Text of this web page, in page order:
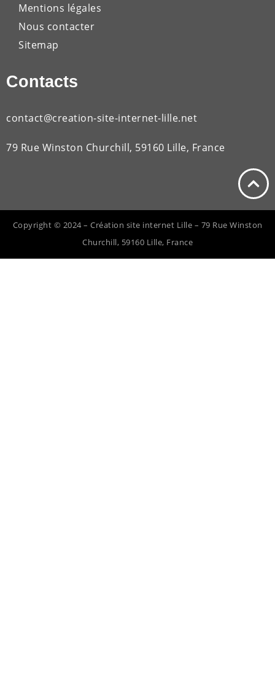
Mentions légales
Nous contacter
Sitemap
Contacts
contact@creation-site-internet-lille.net
79 Rue Winston Churchill, 59160 Lille, France
Copyright © 2024 – Création site internet Lille – 79 Rue Winston
Churchill, 59160 Lille, France